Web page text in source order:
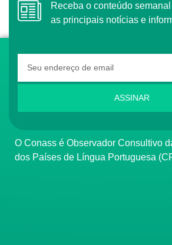
Receba o conteúdo semanal do Conass com
as principais notícias e
ASSINAR
O Conass é Observador Consultivo da Comunidade
dos Países de Língua Portuguesa